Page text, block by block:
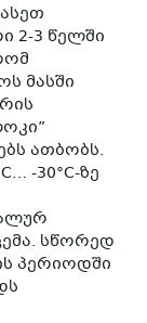
2-3 წელში
მასში
ათბობს.
-30°С-ზე
სწორედ
პერიოდში